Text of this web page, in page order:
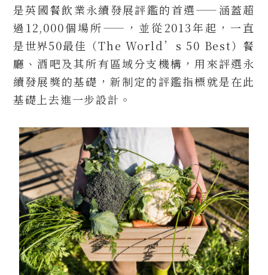
是英國餐飲業永續發展評鑑的首選——涵蓋超
過12,000個場所——，並從2013年起，一直
是世界50最佳（The World’s 50 Best）餐
廳、酒吧及其所有區域分支機構，用來評選永
續發展獎的基礎，新制定的評鑑指標就是在此
基礎上去進一步設計。